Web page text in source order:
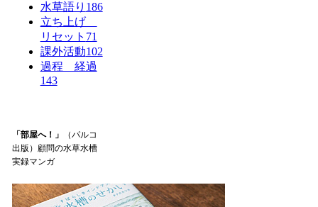
水草語り 186
立ち上げ
リセット 71
課外活動102
過程 経過
143
「部屋へ！」
（パルコ
出版）顧問の水草水槽
実録マンガ